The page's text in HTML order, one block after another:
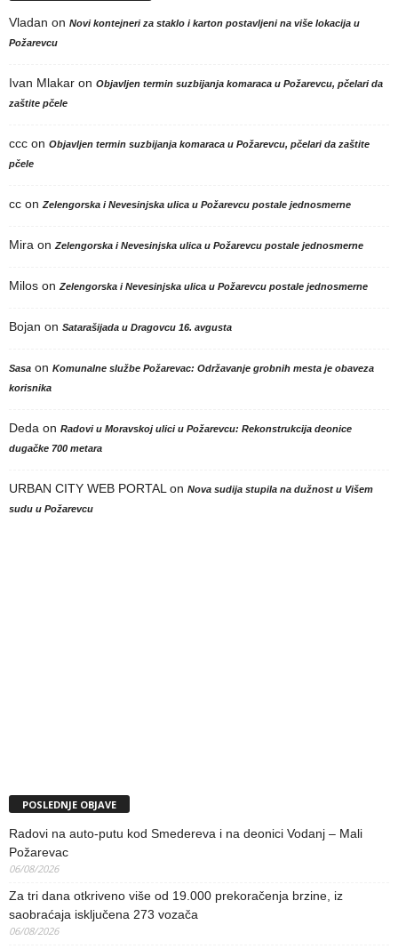
Vladan on Novi kontejneri za staklo i karton postavljeni na više lokacija u
Požarevcu
Ivan Mlakar on Objavljen termin suzbijanja komaraca u Požarevcu, pčelari da
zaštite pčele
ccc on Objavljen termin suzbijanja komaraca u Požarevcu, pčelari da zaštite
pčele
cc on Zelengorska i Nevesinjska ulica u Požarevcu postale jednosmerne
Mira on Zelengorska i Nevesinjska ulica u Požarevcu postale jednosmerne
Milos on Zelengorska i Nevesinjska ulica u Požarevcu postale jednosmerne
Bojan on Satarašijada u Dragovcu 16. avgusta
Sasa on Komunalne službe Požarevac: Održavanje grobnih mesta je obaveza
korisnika
Deda on Radovi u Moravskoj ulici u Požarevcu: Rekonstrukcija deonice
dugačke 700 metara
URBAN CITY WEB PORTAL on Nova sudija stupila na dužnost u Višem
sudu u Požarevcu
POSLEDNJE OBJAVE
Radovi na auto-putu kod Smedereva i na deonici Vodanj – Mali
Požarevac
06/08/2026
Za tri dana otkriveno više od 19.000 prekoračenja brzine, iz
saobraćaja isključena 273 vozača
06/08/2026